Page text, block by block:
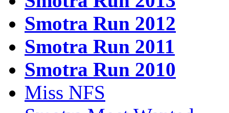
Smotra Run 2012
Smotra Run 2011
Smotra Run 2010
Miss NFS